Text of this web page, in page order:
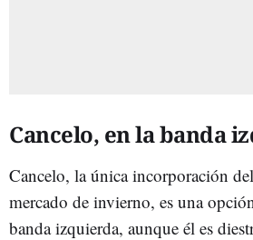
Cancelo, en la banda
Cancelo, la única incorporación
mercado de invierno, es una
banda izquierda, aunque él es